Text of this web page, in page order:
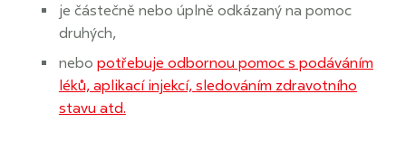
je částečně nebo úplně odkázaný na pomoc
druhých,
nebo potřebuje odbornou pomoc s podáváním
léků, aplikací injekcí, sledováním zdravotního
stavu atd.